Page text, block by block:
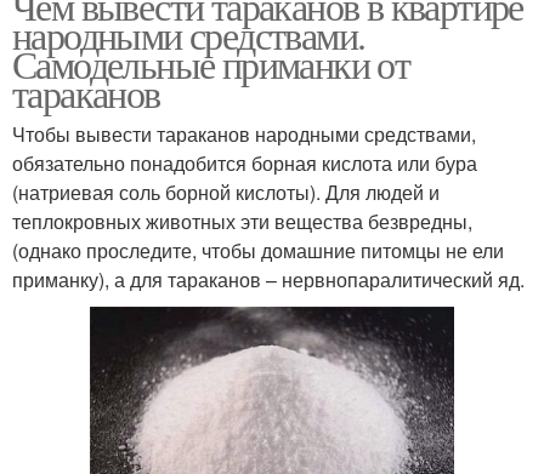
народными средствами.
Самодельные приманки от
тараканов
Чтобы вывести тараканов народными средствами,
обязательно понадобится борная кислота или бура
(натриевая соль борной кислоты). Для людей и
теплокровных животных эти вещества безвредны,
(однако проследите, чтобы домашние питомцы не ели
приманку), а для тараканов – нервнопаралитический яд.